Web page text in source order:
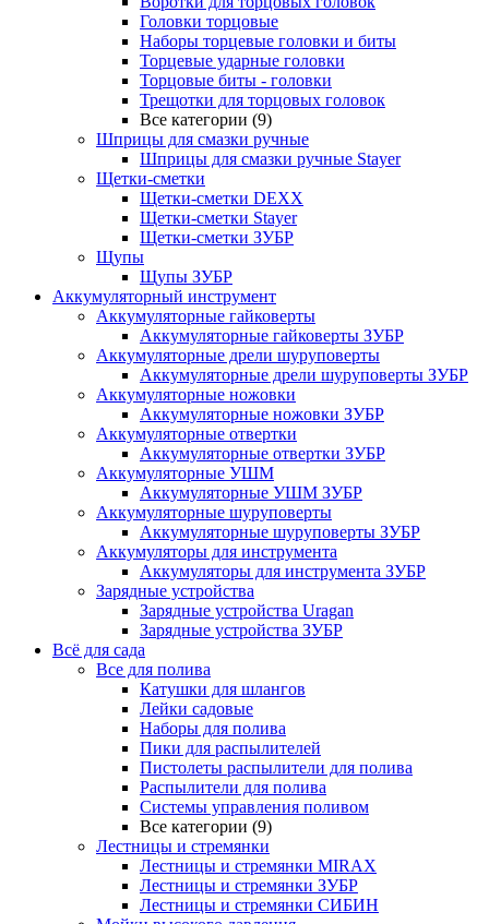
Головки торцовые
Наборы торцевые головки и биты
Торцевые ударные головки
Торцовые биты - головки
Трещотки для торцовых головок
Все категории (9)
Шприцы для смазки ручные
Шприцы для смазки ручные Stayer
Щетки-сметки
Щетки-сметки DEXX
Щетки-сметки Stayer
Щетки-сметки ЗУБР
Щупы
Щупы ЗУБР
Аккумуляторный инструмент
Аккумуляторные гайковерты
Аккумуляторные гайковерты ЗУБР
Аккумуляторные дрели шуруповерты
Аккумуляторные дрели шуруповерты ЗУБР
Аккумуляторные ножовки
Аккумуляторные ножовки ЗУБР
Аккумуляторные отвертки
Аккумуляторные отвертки ЗУБР
Аккумуляторные УШМ
Аккумуляторные УШМ ЗУБР
Аккумуляторные шуруповерты
Аккумуляторные шуруповерты ЗУБР
Аккумуляторы для инструмента
Аккумуляторы для инструмента ЗУБР
Зарядные устройства
Зарядные устройства Uragan
Зарядные устройства ЗУБР
Всё для сада
Все для полива
Катушки для шлангов
Лейки садовые
Наборы для полива
Пики для распылителей
Пистолеты распылители для полива
Распылители для полива
Системы управления поливом
Все категории (9)
Лестницы и стремянки
Лестницы и стремянки MIRAX
Лестницы и стремянки ЗУБР
Лестницы и стремянки СИБИН